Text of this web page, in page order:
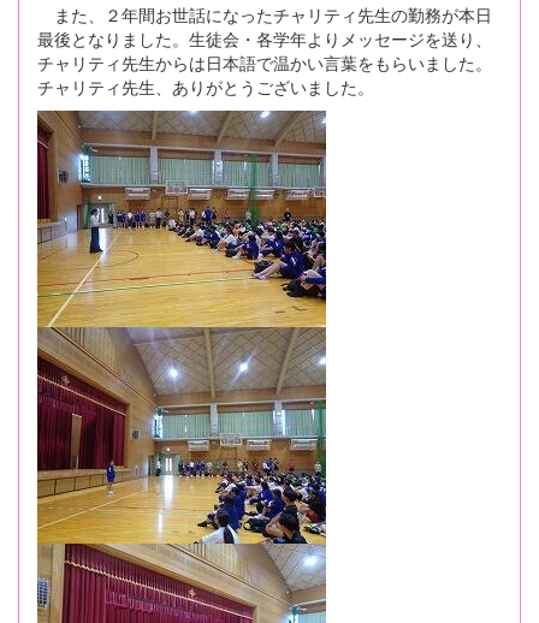
また、２年間お世話になったチャリティ先生の勤務が本日
最後となりました。生徒会・各学年よりメッセージを送り、
チャリティ先生からは日本語で温かい言葉をもらいました。
チャリティ先生、ありがとうございました。